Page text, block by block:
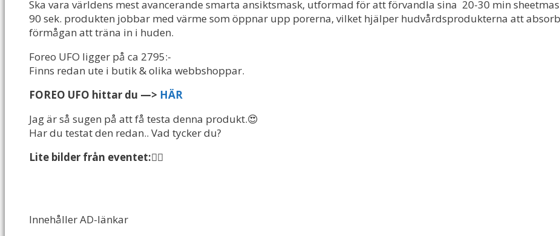
Ska vara världens mest avancerande smarta ansiktsmask, utformad för att förvandla sina 20-30 min
90 sek. produkten jobbar med värme som öppnar upp porerna, vilket hjälper hudvårdsprodukterna att
förmågan att träna in i huden.
Foreo UFO ligger på ca 2795:-
Finns redan ute i butik & olika webbshoppar.
FOREO UFO hittar du —> HÄR
Jag är så sugen på att få testa denna produkt.😍
Har du testat den redan.. Vad tycker du?
Lite bilder från eventet:👇🏻
Innehåller AD-länkar